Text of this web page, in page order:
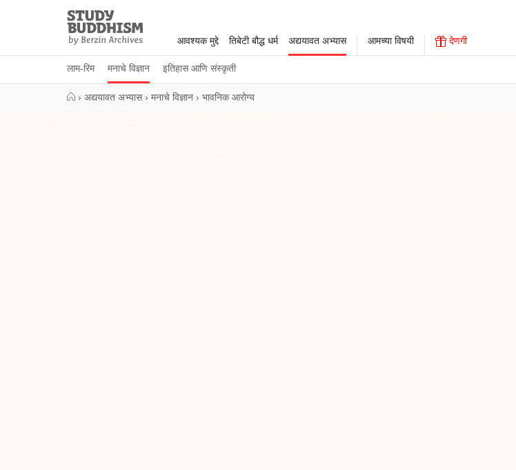
Study
Buddhism
Home
आवश्यक मुद्दे तिबेटी बौद्ध धर्म अद्ययावत अभ्यास
लाम-रिम मनाचे विज्ञान इतिहास आणि संस्कृती
आमच्या विषयी देणगी
› अद्ययावत अभ्यास › मनाचे विज्ञान › भावनिक आरोग्य